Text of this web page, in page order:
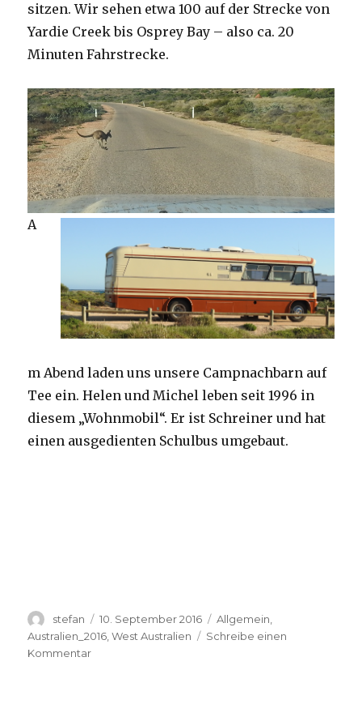
sitzen. Wir sehen etwa 100 auf der Strecke von
Yardie Creek bis Osprey Bay – also ca. 20
Minuten Fahrstrecke.
A
m Abend laden uns unsere Campnachbarn auf
Tee ein. Helen und Michel leben seit 1996 in
diesem „Wohnmobil“. Er ist Schreiner und hat
einen ausgedienten Schulbus umgebaut.
Autor
stefan
Veröffentlicht
am
10. September 2016 Kategorien
Allgemein
Australien_2016 ,West Australien
Schreibe einen
Kommentarzu